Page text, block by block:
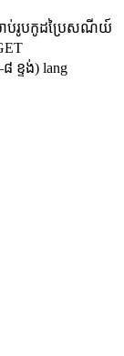
ាប់រូបកូដប្រៃសណីយ៍
ខ្ទង់) lang